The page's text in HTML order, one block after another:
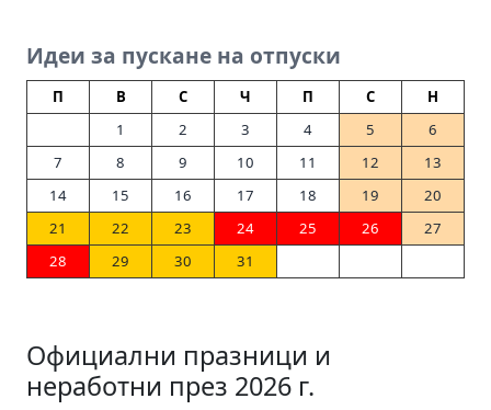
Идеи за пускане на отпуски
П В С Ч П С
Н
1
2 3 4 5
6
7
8 9 10 11 12
13
14
15 16 17 18 19
20
21
22 23 24 25 26
27
28
29 30 31
Официални празници и
неработни през 2026 г.